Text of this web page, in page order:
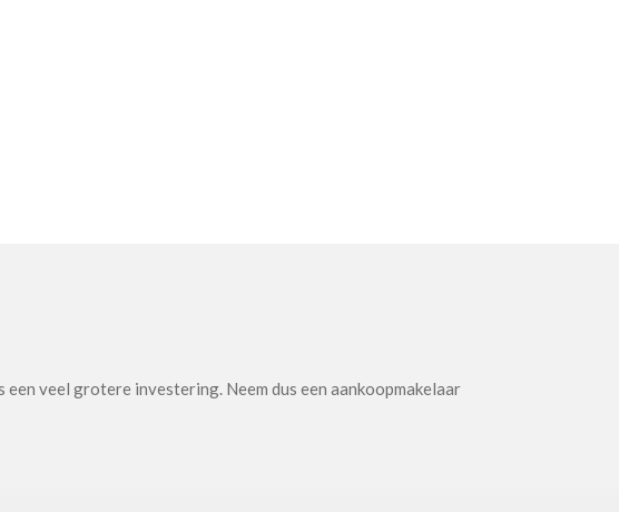
veel grotere investering. Neem dus een aankoopmakelaar